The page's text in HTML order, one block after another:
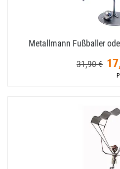
Metallmann Fußballer
31,90 €